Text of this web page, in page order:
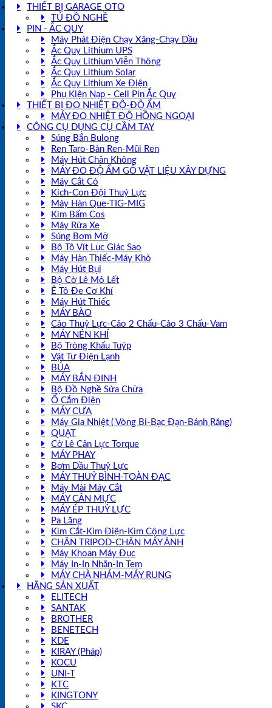
THIẾT BỊ GARAGE OTO
TỦ ĐỒ NGHỀ
PIN - ẮC QUY
Máy Phát Điện Chạy Xăng-Chạy Dầu
Ắc Quy Lithium UPS
Ắc Quy Lithium Viễn Thông
Ắc Quy Lithium Solar
Ắc Quy Lithium Xe Điện
Phụ Kiện Nạp - Cell Pin Ắc Quy
THIẾT BỊ ĐO NHIỆT ĐỘ-ĐỘ ẨM
MÁY ĐO NHIỆT ĐỘ HỒNG NGOẠI
CÔNG CỤ DỤNG CỤ CẦM TAY
Súng Bắn Bulong
Ren Taro-Bàn Ren-Mũi Ren
Máy Hút Chân Không
MÁY ĐO ĐỘ ẨM GỖ VẬT LIỆU XÂY DỰNG
Máy Cắt Cỏ
Kích-Con Đội Thuỷ Lực
Máy Hàn Que-TIG-MIG
Kìm Bấm Cos
Máy Rửa Xe
Súng Bơm Mỡ
Bộ Tô Vít Lục Giác Sao
Máy Hàn Thiếc-Máy Khò
Máy Hút Bụi
Bộ Cờ Lê Mỏ Lết
Ê Tô Đe Cơ Khí
Máy Hút Thiếc
MÁY BÀO
Cảo Thuỷ Lực-Cảo 2 Chấu-Cảo 3 Chấu-Vam
MÁY NÉN KHÍ
Bộ Tròng Khẩu Tuýp
Vật Tư Điện Lạnh
BÚA
MÁY BẮN ĐINH
Bộ Đồ Nghề Sửa Chữa
Ổ Cắm Điện
MÁY CƯA
Máy Gia Nhiệt ( Vòng Bi-Bạc Đạn-Bánh Răng)
QUẠT
Cờ Lê Cân Lực Torque
MÁY PHAY
Bơm Dầu Thuỷ Lực
MÁY THUỶ BÌNH-TOÀN ĐẠC
Máy Mài Máy Cắt
MÁY CÂN MỰC
MÁY ÉP THUỶ LỰC
Pa Lăng
Kìm Cắt-Kìm Điện-Kìm Cộng Lực
CHÂN TRIPOD-CHÂN MÁY ẢNH
Máy Khoan Máy Đục
Máy In-In Nhãn-In Tem
MÁY CHÀ NHÁM-MÁY RUNG
HÃNG SẢN XUẤT
ELITECH
SANTAK
BROTHER
BENETECH
KDE
KIRAY (Pháp)
KOCU
UNI-T
KTC
KINGTONY